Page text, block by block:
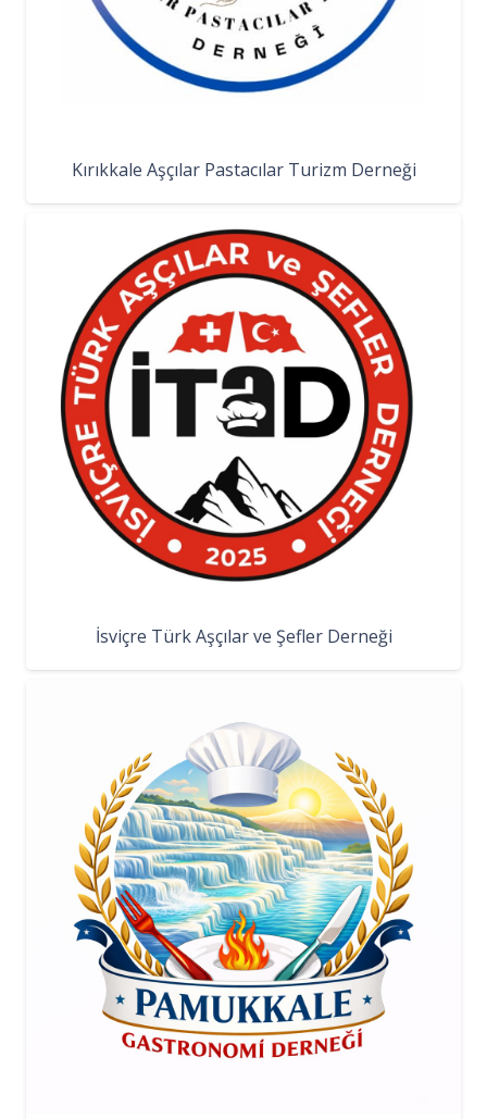
Kırıkkale Aşçılar Pastacılar Turizm Derneği
İsviçre Türk Aşçılar ve Şefler Derneği